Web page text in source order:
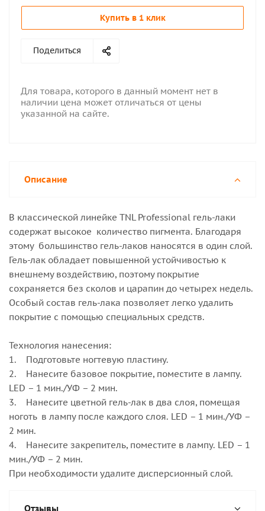
Купить в 1 клик
Поделиться
Для товара, которого в данный момент нет в
наличии цена может отличаться от цены
указанной на сайте.
Описание
В классической линейке TNL Professional гель-лаки
содержат высокое количество пигмента. Благодаря
этому большинство гель-лаков наносятся в один слой.
Гель-лак обладает повышенной устойчивостью к
внешнему воздействию, поэтому покрытие
сохраняется без сколов и царапин до четырех недель.
Особый состав гель-лака позволяет легко удалить
покрытие с помощью специальных средств.
Технология нанесения:
1. Подготовьте ногтевую пластину.
2. Нанесите базовое покрытие, поместите в лампу.
LED – 1 мин./УФ – 2 мин.
3. Нанесите цветной гель-лак в два слоя, помещая
ноготь в лампу после каждого слоя. LED – 1 мин./УФ –
2 мин.
4. Нанесите закрепитель, поместите в лампу. LED – 1
мин./УФ – 2 мин.
При необходимости удалите дисперсионный слой.
Отзывы